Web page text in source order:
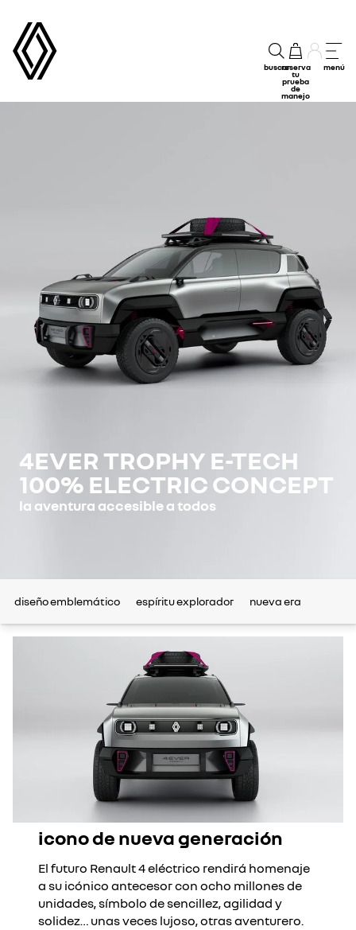
buscarreserva
tu
prueba
de
manejo
menú
4EVER TROPHY E-TECH
100% ELECTRIC CONCEPT
la aventura accesible a todos
diseño emblemático espíritu explorador nueva era
icono de nueva generación
El futuro Renault 4 eléctrico rendirá homenaje
a su icónico antecesor con ocho millones de
unidades, símbolo de sencillez, agilidad y
solidez… unas veces lujoso, otras aventurero.